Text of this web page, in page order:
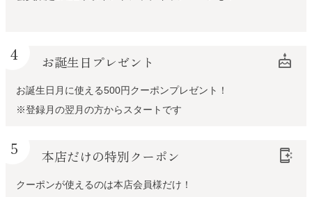
4 お誕生日プレゼント cake
お誕生日月に使える500円クーポンプレゼント！
※登録月の翌月の方からスタートです
5 本店だけの特別クーポン app_shortcut
クーポンが使えるのは本店会員様だけ！